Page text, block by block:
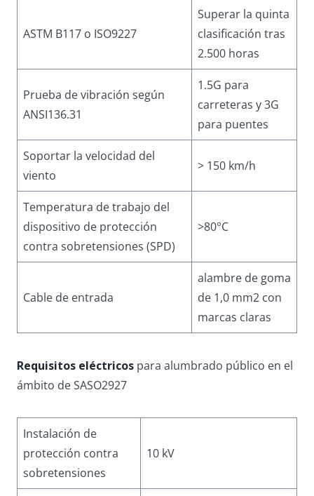
ASTM B117 o ISO9227
Superar la quinta
clasificación tras
2.500 horas
Prueba de vibración según
ANSI136.31
1.5G para
carreteras y 3G
para puentes
Soportar la velocidad del
viento
> 150 km/h
Temperatura de trabajo del
dispositivo de protección
contra sobretensiones (SPD)
>80°C
Cable de entrada
alambre de goma
de 1,0 mm2 con
marcas claras
Requisitos eléctricos para alumbrado público en el
ámbito de SASO2927
Instalación de
protección contra
sobretensiones
10 kV